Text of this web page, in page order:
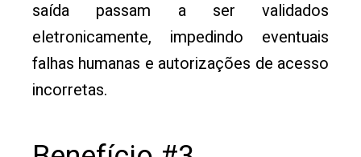
saída passam a ser validados
eletronicamente, impedindo eventuais
falhas humanas e autorizações de acesso
incorretas.